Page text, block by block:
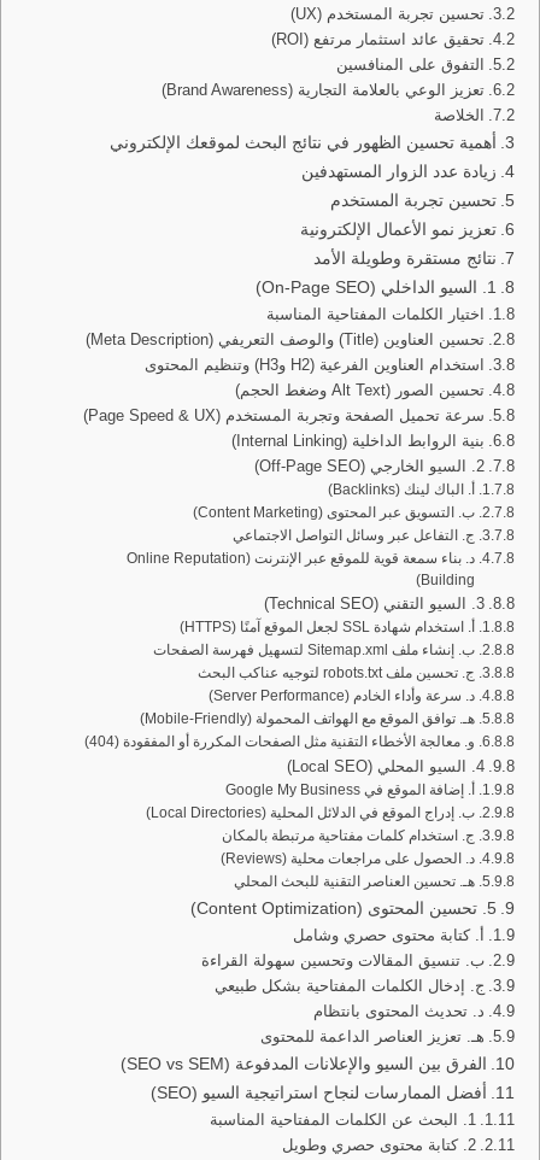
تحسين تجربة المستخدم (UX)
تحقيق عائد استثمار مرتفع (ROI)
التفوق على المنافسين
تعزيز الوعي بالعلامة التجارية (Brand Awareness)
الخلاصة
أهمية تحسين الظهور في نتائج البحث لموقعك الإلكتروني
زيادة عدد الزوار المستهدفين
تحسين تجربة المستخدم
تعزيز نمو الأعمال الإلكترونية
نتائج مستقرة وطويلة الأمد
1. السيو الداخلي (On-Page SEO)
اختيار الكلمات المفتاحية المناسبة
تحسين العناوين (Title) والوصف التعريفي (Meta Description)
استخدام العناوين الفرعية (H2 وH3) وتنظيم المحتوى
تحسين الصور (Alt Text وضغط الحجم)
سرعة تحميل الصفحة وتجربة المستخدم (Page Speed & UX)
بنية الروابط الداخلية (Internal Linking)
2. السيو الخارجي (Off-Page SEO)
أ. الباك لينك (Backlinks)
ب. التسويق عبر المحتوى (Content Marketing)
ج. التفاعل عبر وسائل التواصل الاجتماعي
د. بناء سمعة قوية للموقع عبر الإنترنت (Online Reputation
Building)
3. السيو التقني (Technical SEO)
أ. استخدام شهادة SSL لجعل الموقع آمنًا (HTTPS)
ب. إنشاء ملف Sitemap.xml لتسهيل فهرسة الصفحات
ج. تحسين ملف robots.txt لتوجيه عناكب البحث
د. سرعة وأداء الخادم (Server Performance)
هـ. توافق الموقع مع الهواتف المحمولة (Mobile-Friendly)
و. معالجة الأخطاء التقنية مثل الصفحات المكررة أو المفقودة (404)
4. السيو المحلي (Local SEO)
أ. إضافة الموقع في Google My Business
ب. إدراج الموقع في الدلائل المحلية (Local Directories)
ج. استخدام كلمات مفتاحية مرتبطة بالمكان
د. الحصول على مراجعات محلية (Reviews)
هـ. تحسين العناصر التقنية للبحث المحلي
5. تحسين المحتوى (Content Optimization)
أ. كتابة محتوى حصري وشامل
ب. تنسيق المقالات وتحسين سهولة القراءة
ج. إدخال الكلمات المفتاحية بشكل طبيعي
د. تحديث المحتوى بانتظام
هـ. تعزيز العناصر الداعمة للمحتوى
الفرق بين السيو والإعلانات المدفوعة (SEO vs SEM)
أفضل الممارسات لنجاح استراتيجية السيو (SEO)
1. البحث عن الكلمات المفتاحية المناسبة
2. كتابة محتوى حصري وطويل